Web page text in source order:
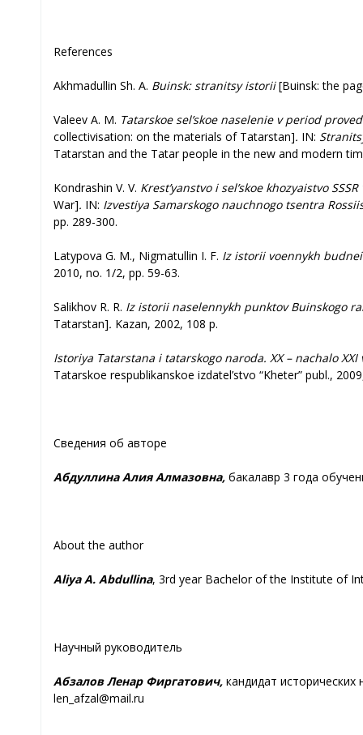
References
Akhmadullin Sh. A. Buinsk: stranitsy istorii[Buinsk: the
Valeev A. M. Tatarskoe sel’skoe naselenie v period
collectivisation: on the materials of Tatarstan]. IN:
Tatarstan and the Tatar people in the new and modern
Kondrashin V. V. Krest’yanstvo i sel’skoe khozyaistvo
War]. IN: Izvestiya Samarskogo nauchnogo tsentra
pp. 289-300.
Latypova G. M., Nigmatullin I. F. Iz istorii voennykh
2010, no. 1/2, pp. 59-63.
Salikhov R. R. Iz istorii naselennykh punktov Buinskogo
Tatarstan]. Kazan, 2002, 108 p.
Istoriya Tatarstana i tatarskogo naroda. XX – nachalo XXI
Tatarskoe respublikanskoe izdatel’stvo “Kheter” publ.,
Сведения об авторе
Абдуллина Алия Алмазовна, бакалавр 3 года
About the author
Aliya A. Abdullina, 3rd year Bachelor of the Institute of
Научный руководитель
Абзалов Ленар Фиргатович, кандидат
len_afzal@mail.ru